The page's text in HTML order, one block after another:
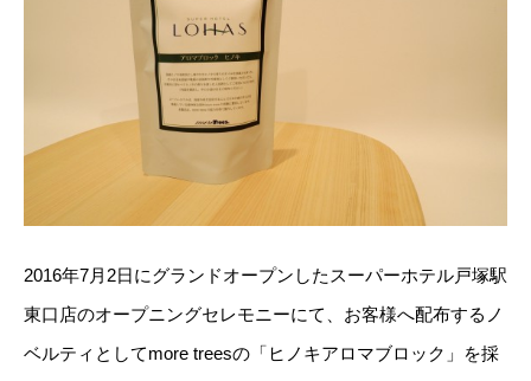
2016年7月2日にグランドオープンしたスーパーホテル戸塚駅
東口店のオープニングセレモニーにて、お客様へ配布するノ
ベルティとしてmore treesの「ヒノキアロマブロック」を採